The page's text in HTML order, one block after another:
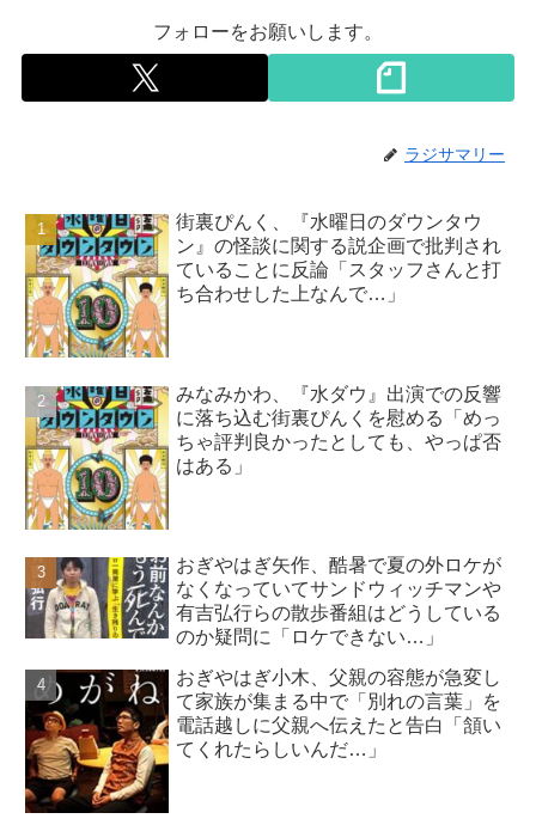
フォローをお願いします。
ラジサマリー
街裏ぴんく、『水曜日のダウンタウ
ン』の怪談に関する説企画で批判され
ていることに反論「スタッフさんと打
ち合わせした上なんで…」
みなみかわ、『水ダウ』出演での反響
に落ち込む街裏ぴんくを慰める「めっ
ちゃ評判良かったとしても、やっぱ否
はある」
おぎやはぎ矢作、酷暑で夏の外ロケが
なくなっていてサンドウィッチマンや
有吉弘行らの散歩番組はどうしている
のか疑問に「ロケできない…」
おぎやはぎ小木、父親の容態が急変し
て家族が集まる中で「別れの言葉」を
電話越しに父親へ伝えたと告白「頷い
てくれたらしいんだ…」